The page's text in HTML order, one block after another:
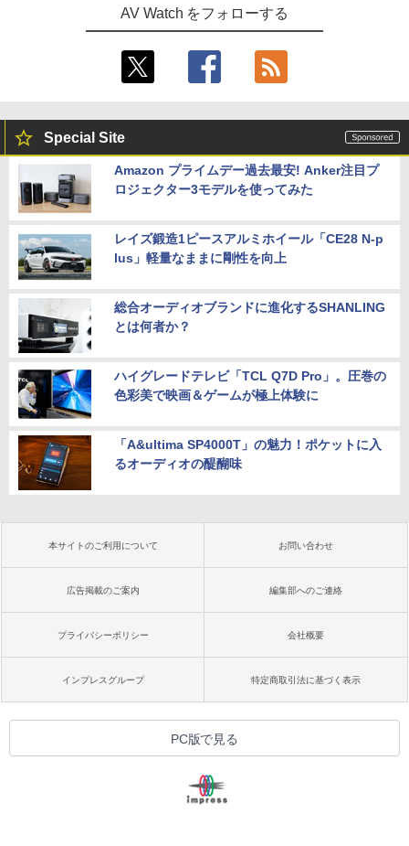
AV Watch をフォローする
Special Site
Amazon プライムデー過去最安! Anker注目プ
ロジェクター3モデルを使ってみた
レイズ鍛造1ピースアルミホイール「CE28 N-p
lus」軽量なままに剛性を向上
総合オーディオブランドに進化するSHANLING
とは何者か？
ハイグレードテレビ「TCL Q7D Pro」。圧巻の
色彩美で映画＆ゲームが極上体験に
「A&ultima SP4000T」の魅力！ポケットに入
るオーディオの醍醐味
本サイトのご利用について お問い合わせ
広告掲載のご案内 編集部へのご連絡
プライバシーポリシー 会社概要
インプレスグループ 特定商取引法に基づく表示
PC版で見る